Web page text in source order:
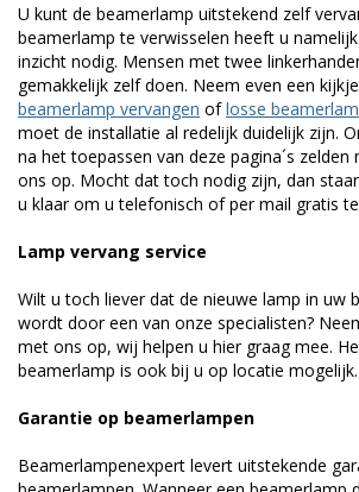
U kunt de beamerlamp uitstekend zelf
beamerlamp te verwisselen heeft u
inzicht nodig. Mensen met twee
gemakkelijk zelf doen. Neem even een
beamerlamp vervangen oflosse
moet de installatie al redelijk duidelijk zijn.
na het toepassen van deze pagina´s zelden
ons op. Mocht dat toch nodig zijn, dan
u klaar om u telefonisch of per mail gratis
Lamp vervang service
Wilt u toch liever dat de nieuwe lamp in uw
wordt door een van onze specialisten?
met ons op, wij helpen u hier graag mee.
beamerlamp is ook bij u op locatie mogelijk.
Garantie op beamerlampen
Beamerlampenexpert levert uitstekende